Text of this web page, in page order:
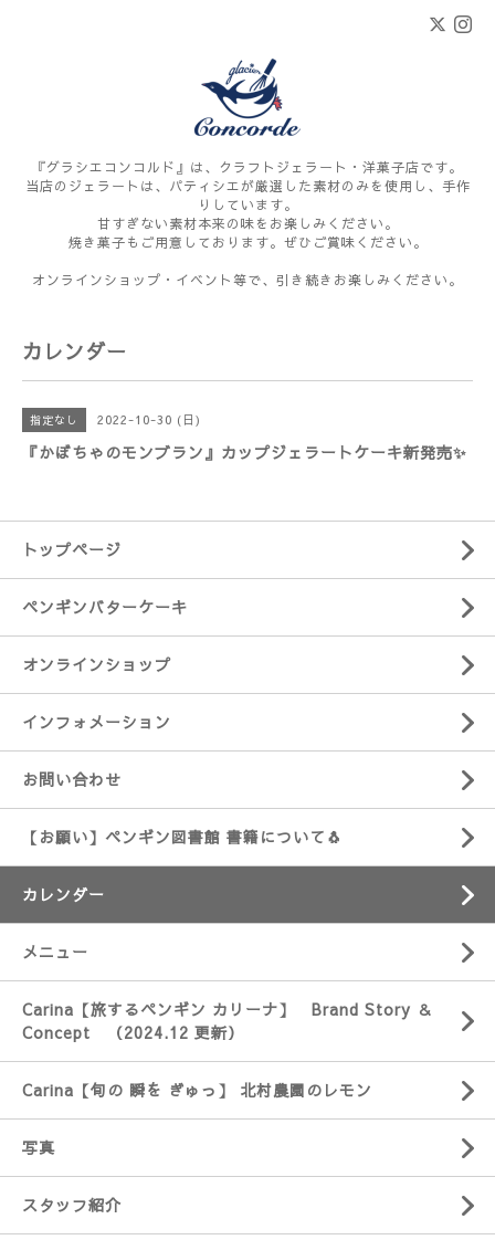
『グラシエコンコルド』は、クラフトジェラート・洋菓子店です。
当店のジェラートは、パティシエが厳選した素材のみを使用し、手作
りしています。
甘すぎない素材本来の味をお楽しみください。
焼き菓子もご用意しております。ぜひご賞味ください。
オンラインショップ・イベント等で、引き続きお楽しみください。
カレンダー
指定なし 2022-10-30 (日)
『かぼちゃのモンブラン』カップジェラートケーキ新発売✨
トップページ
ペンギンバターケーキ
オンラインショップ
インフォメーション
お問い合わせ
【お願い】ペンギン図書館 書籍について🐧
カレンダー
メニュー
Carina【旅するペンギン カリーナ】 Brand Story ＆
Concept （2024.12 更新）
Carina【旬の 瞬を ぎゅっ】 北村農園のレモン
写真
スタッフ紹介